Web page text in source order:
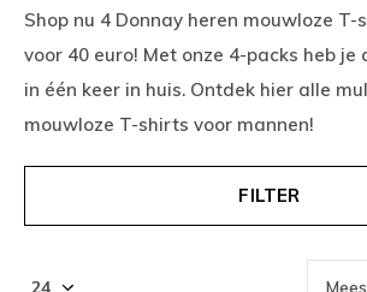
Shop nu 4 Donnay heren mouwloze
voor 40 euro! Met onze 4-packs heb je
in één keer in huis. Ontdek hier alle
mouwloze T-shirts voor mannen!
FILTER